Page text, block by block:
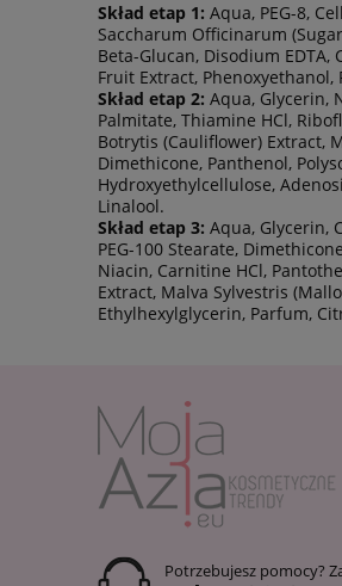
Skład etap 1: Aqua, PEG-8,
Saccharum Officinarum
Beta-Glucan, Disodium
Fruit Extract, Phenoxyethanol,
Skład etap 2: Aqua, Glycerin,
Palmitate, Thiamine HCl,
Botrytis (Cauliflower) Extract,
Dimethicone, Panthenol,
Hydroxyethylcellulose,
Linalool.
Skład etap 3: Aqua, Glycerin,
PEG-100 Stearate,
Niacin, Carnitine HCl,
Extract, Malva Sylvestris
Ethylhexylglycerin, Parfum,
Potrzebujesz pomocy?